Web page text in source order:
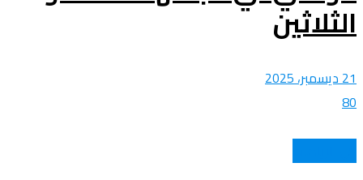
الثلاثين
21 ديسمبر، 2025
80